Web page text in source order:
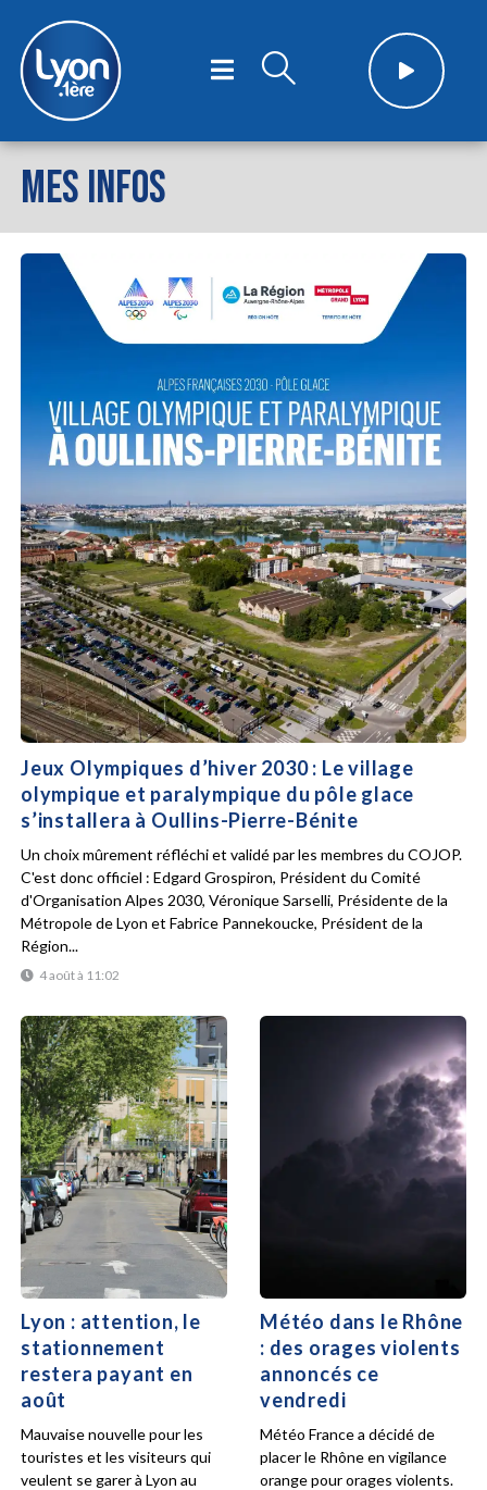
MES INFOS
Jeux Olympiques d’hiver 2030 : Le village
olympique et paralympique du pôle glace
s’installera à Oullins-Pierre-Bénite
4 août à 11:02
Un choix mûrement réfléchi et validé par les membres du COJOP.
C'est donc officiel : Edgard Grospiron, Président du Comité
d'Organisation Alpes 2030, Véronique Sarselli, Présidente de la
Métropole de Lyon et Fabrice Pannekoucke, Président de la
Région...
Lyon : attention, le
stationnement
restera payant en
août
Mauvaise nouvelle pour les
touristes et les visiteurs qui
veulent se garer à Lyon au
Météo dans le Rhône
: des orages violents
annoncés ce
vendredi
Météo France a décidé de
placer le Rhône en vigilance
orange pour orages violents.